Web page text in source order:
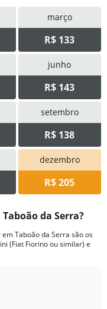
março
R$ 133
junho
R$ 143
setembro
R$ 138
dezembro
R$ 205
da Serra?
Taboão da Serra são os
(Fiat Fiorino ou similar) e